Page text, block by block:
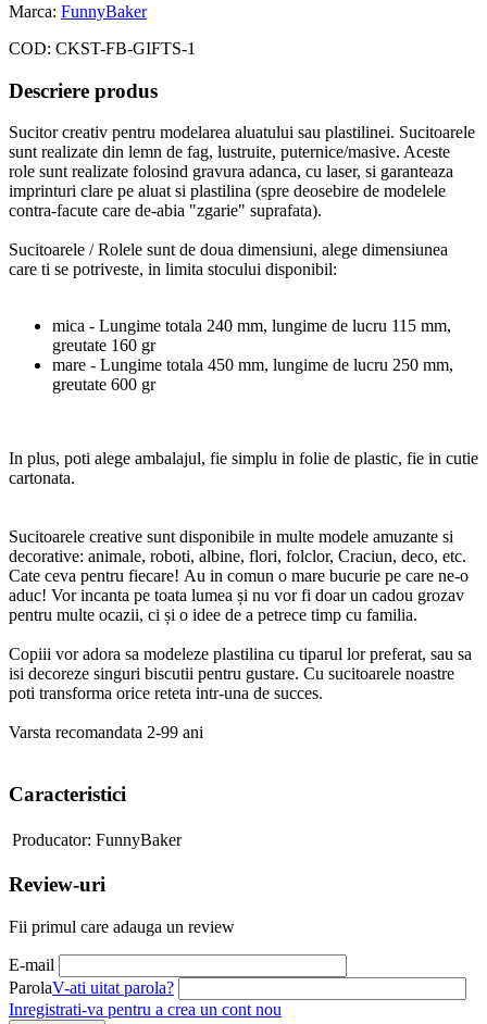
Marca: FunnyBaker
COD: CKST-FB-GIFTS-1
Descriere produs
Sucitor creativ pentru modelarea aluatului sau plastilinei. Sucitoarele
sunt realizate din lemn de fag, lustruite, puternice/masive. Aceste
role sunt realizate folosind gravura adanca, cu laser, si garanteaza
imprinturi clare pe aluat si plastilina (spre deosebire de modelele
contra-facute care de-abia "zgarie" suprafata).
Sucitoarele / Rolele sunt de doua dimensiuni, alege dimensiunea
care ti se potriveste, in limita stocului disponibil:
mica - Lungime totala 240 mm, lungime de lucru 115 mm,
greutate 160 gr
mare - Lungime totala 450 mm, lungime de lucru 250 mm,
greutate 600 gr
In plus, poti alege ambalajul, fie simplu in folie de plastic, fie in cutie
cartonata.
Sucitoarele creative sunt disponibile in multe modele amuzante si
decorative: animale, roboti, albine, flori, folclor, Craciun, deco, etc.
Cate ceva pentru fiecare! Au in comun o mare bucurie pe care ne-o
aduc! Vor incanta pe toata lumea și nu vor fi doar un cadou grozav
pentru multe ocazii, ci și o idee de a petrece timp cu familia.
Copiii vor adora sa modeleze plastilina cu tiparul lor preferat, sau sa
isi decoreze singuri biscutii pentru gustare. Cu sucitoarele noastre
poti transforma orice reteta intr-una de succes.
Varsta recomandata 2-99 ani
Caracteristici
Producator: FunnyBaker
Review-uri
Fii primul care adauga un review
E-mail
ParolaV-ati uitat parola?
Inregistrati-va pentru a crea un cont nou